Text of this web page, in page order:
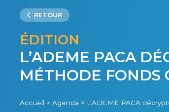
RETOUR
ÉDITION
L’ADEME PACA
MÉTHODE FONDS
Accueil > Agenda > L’ADEME PACA